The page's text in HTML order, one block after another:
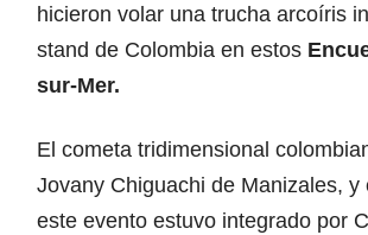
hicieron volar una trucha arcoíris
stand de Colombia en estos
sur-Mer.
El cometa tridimensional
Jovany Chiguachi de Manizales,
este evento estuvo integrado por